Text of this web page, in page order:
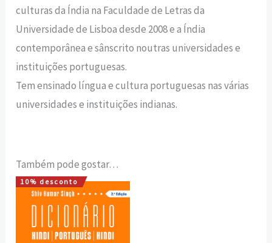
culturas da Índia na Faculdade de Letras da
Universidade de Lisboa desde 2008 e a Índia
contemporânea e sânscrito noutras universidades e
instituições portuguesas.
Tem ensinado língua e cultura portuguesas nas várias
universidades e instituições indianas.
Também pode gostar…
10% desconto
O
preço
original
era:
15,00 €.
O
preço
atual
13,50 €.